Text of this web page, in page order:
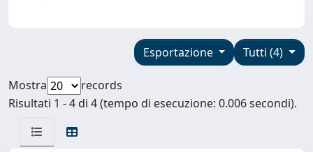
Tutti (4)
Esportazione
Mostra
records
Risultati 1 - 4 di 4 (tempo di esecuzione: 0.006 secondi).